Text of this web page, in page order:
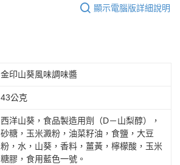
顯示電腦版詳細說明
金印山葵風味調味醬
43公克
西洋山葵，食品製造用劑（D－山梨醇），
砂糖，玉米澱粉，油菜籽油，食鹽，大豆
粉，水，山葵，香料，薑黃，檸檬酸，玉米
糖膠，食用藍色一號。